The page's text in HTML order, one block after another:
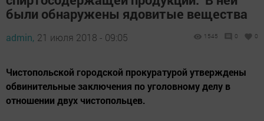
были обнаружены ядовитые вещества
admin, 21 июля 2018 - 09:05 1545 0 0
Чистопольской городской прокуратурой утверждены
обвинительные заключения по уголовному делу в
отношении двух чистопольцев.